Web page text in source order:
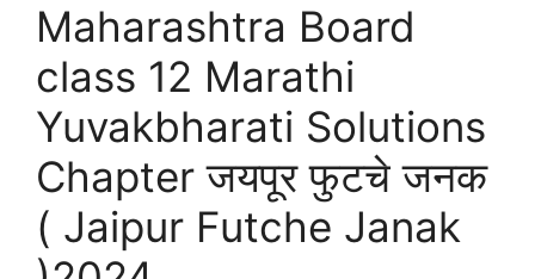
Maharashtra Board
class 12 Marathi
Yuvakbharati Solutions
Chapter जयपूर फुटचे जनक
( Jaipur Futche Janak